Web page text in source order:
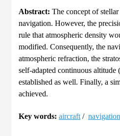
Abstract: The concept of
navigation. However, the
rule that atmospheric density
modified. Consequently, the
atmospheric refraction, the
self-adapted continuous
established as well. Finally, a
achieved.
Key words: aircraft / navigation